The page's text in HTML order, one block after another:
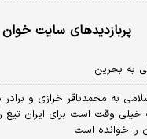
پربازدیدهای سایت خوان
به بحرین
به محمدباقر خرازی و
وقت است برای ایران تیغ
را خوانده است